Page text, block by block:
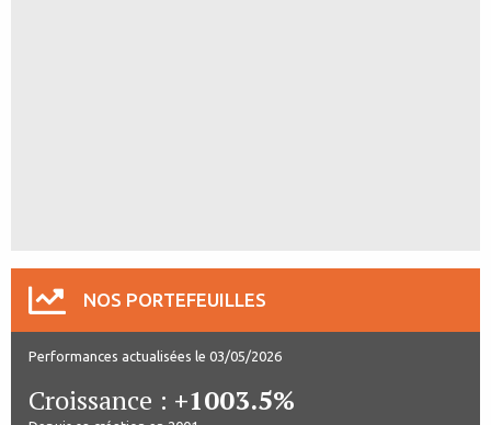
NOS PORTEFEUILLES
Performances actualisées le 03/05/2026
Croissance : +1003.5%